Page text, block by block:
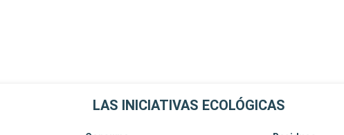
LAS INICIATIVAS ECOLÓGICAS